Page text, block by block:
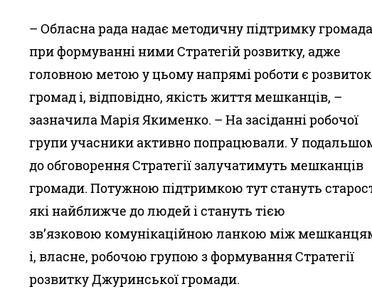
– Обласна рада надає методичну підтримку
при формуванні ними Стратегій розвитку, адже
головною метою у цьому напрямі роботи є розвиток
громад і, відповідно, якість життя мешканців, –
зазначила Марія Якименко. – На засіданні робочої
групи учасники активно попрацювали. У
до обговорення Стратегії залучатимуть мешканців
громади. Потужною підтримкою тут стануть
які найближче до людей і стануть тією
зв’язковою комунікаційною ланкою між
і, власне, робочою групою з формування Стратегії
розвитку Джуринської громади.